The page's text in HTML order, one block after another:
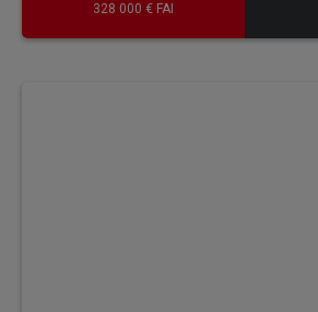
328 000 € FAI